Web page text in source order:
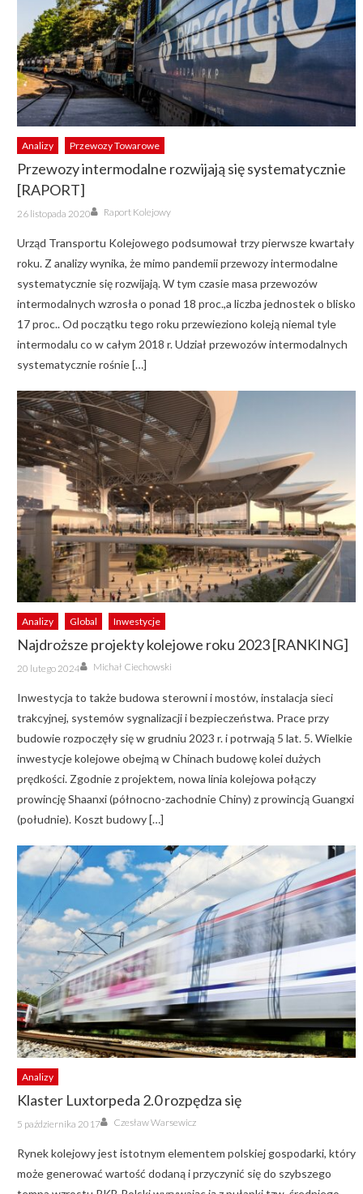
Analizy Przewozy Towarowe
Przewozy intermodalne rozwijają się systematycznie
[RAPORT]
Posted
on
26 listopada 2020 Author
Raport Kolejowy
Urząd Transportu Kolejowego podsumował trzy pierwsze kwartały
roku. Z analizy wynika, że mimo pandemii przewozy intermodalne
systematycznie się rozwijają. W tym czasie masa przewozów
intermodalnych wzrosła o ponad 18 proc.,a liczba jednostek o blisko
17 proc.. Od początku tego roku przewieziono koleją niemal tyle
intermodalu co w całym 2018 r. Udział przewozów intermodalnych
systematycznie rośnie […]
Analizy Global Inwestycje
Najdroższe projekty kolejowe roku 2023 [RANKING]
Posted
on
20 lutego 2024 Author
Michał Ciechowski
Inwestycja to także budowa sterowni i mostów, instalacja sieci
trakcyjnej, systemów sygnalizacji i bezpieczeństwa. Prace przy
budowie rozpoczęły się w grudniu 2023 r. i potrwają 5 lat. 5. Wielkie
inwestycje kolejowe obejmą w Chinach budowę kolei dużych
prędkości. Zgodnie z projektem, nowa linia kolejowa połączy
prowincję Shaanxi (północno-zachodnie Chiny) z prowincją Guangxi
(południe). Koszt budowy […]
Analizy
Klaster Luxtorpeda 2.0 rozpędza się
Posted
on
5 października 2017 Author
Czesław Warsewicz
Rynek kolejowy jest istotnym elementem polskiej gospodarki, który
może generować wartość dodaną i przyczynić się do szybszego